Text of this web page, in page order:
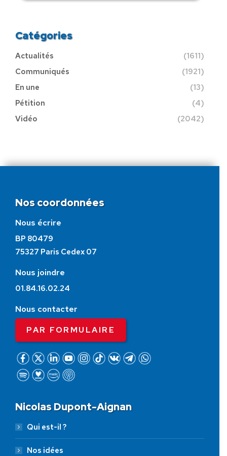
Catégories
Actualités
(1611)
Communiqués
(1921)
En une
(13)
Pétition
(4)
Vidéo
(2042)
Nos coordonnées
Nous écrire
BP 80479
75327 Paris Cedex 07
Nous joindre
01.84.16.02.24
Nous contacter
PAR FORMULAIRE
Nicolas Dupont-Aignan
Qui est-il ?
Nos idées